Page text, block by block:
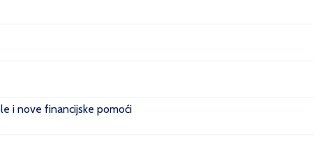
i nove financijske pomoći